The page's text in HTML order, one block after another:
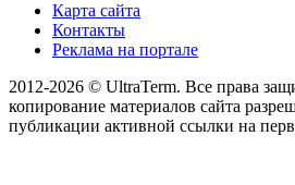
Карта сайта
Контакты
Реклама на портале
2012-2026 © UltraTerm. Все права
копирование материалов сайта
публикации активной ссылки на